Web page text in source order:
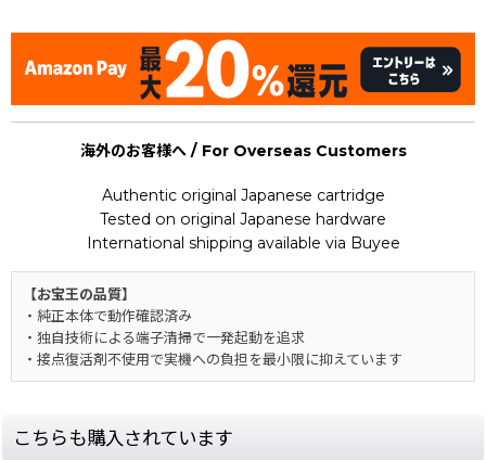
海外のお客様へ / For Overseas Customers
Authentic original Japanese cartridge
Tested on original Japanese hardware
International shipping available via Buyee
【お宝王の品質】
・純正本体で動作確認済み
・独自技術による端子清掃で一発起動を追求
・接点復活剤不使用で実機への負担を最小限に抑えています
こちらも購入されています